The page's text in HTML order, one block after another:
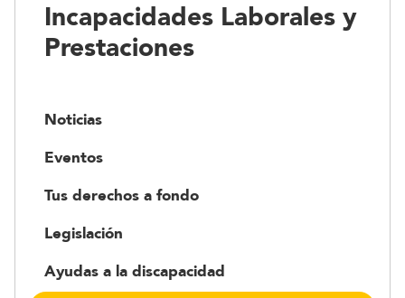
Incapacidades Laborales y
Prestaciones
Noticias
Eventos
Tus derechos a fondo
Legislación
Ayudas a la discapacidad